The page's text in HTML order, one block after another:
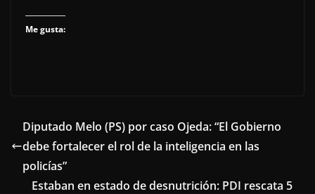
Me gusta:
Diputado Melo (PS) por caso Ojeda: “El Gobierno
debe fortalecer el rol de la inteligencia en las
policías”
Estaban en estado de desnutrición: PDI rescata 5